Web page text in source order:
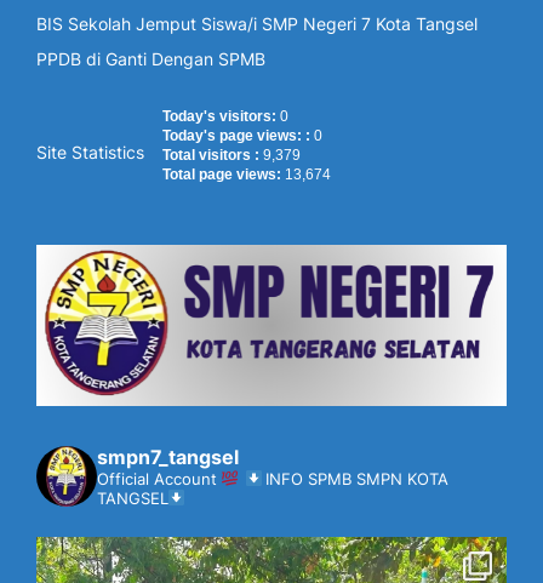
BIS Sekolah Jemput Siswa/i SMP Negeri 7 Kota Tangsel
PPDB di Ganti Dengan SPMB
Site Statistics
Today's visitors: 0
Today's page views: : 0
Total visitors : 9,379
Total page views: 13,674
smpn7_tangsel
Official Account
INFO SPMB SMPN KOTA
TANGSEL